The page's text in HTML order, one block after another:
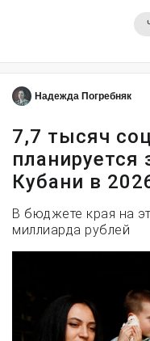
Надежда Погребняк
7,7 тысяч
планируется
Кубани в
В бюджете края на
миллиарда рублей